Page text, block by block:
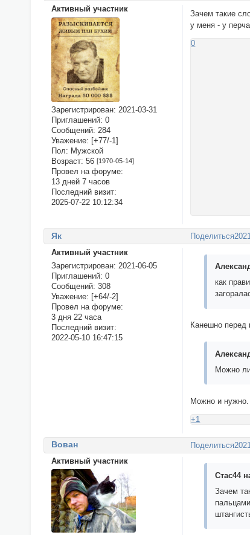
Активный участник
Зарегистрирован: 2021-03-31
Приглашений: 0
Сообщений: 284
Уважение: [+77/-1]
Пол: Мужской
Возраст: 56 [1970-05-14]
Провел на форуме:
13 дней 7 часов
Последний визит:
2025-07-22 10:12:34
Зачем такие
у меня - у
0
Поделиться
Як
Активный участник
Зарегистрирован: 2021-06-05
Приглашений: 0
Сообщений: 308
Уважение: [+64/-2]
Провел на форуме:
3 дня 22 часа
Последний визит:
2022-05-10 16:47:15
как
Канешно перед
Можно
Можно и нужно.
+1
Поделиться
Вован
Активный участник
Стас44
Зачем